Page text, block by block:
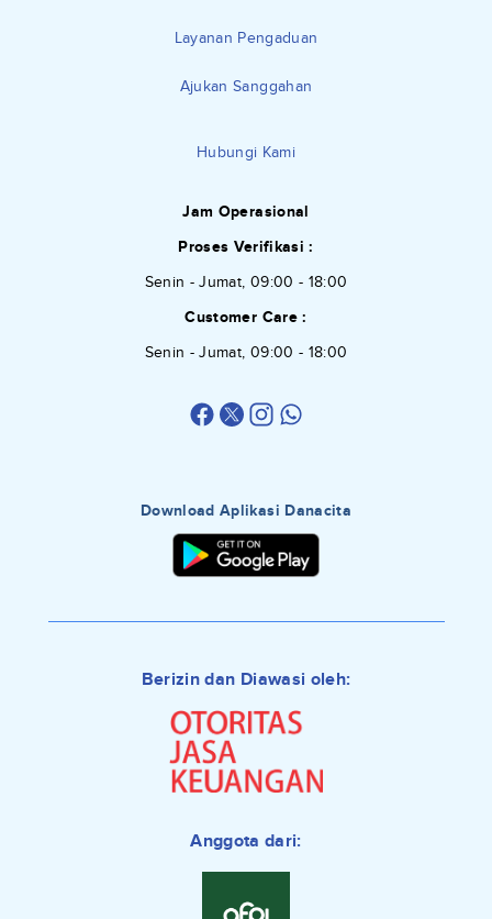
Layanan Pengaduan
Ajukan Sanggahan
Hubungi Kami
Jam Operasional
Proses Verifikasi :
Senin - Jumat, 09:00 - 18:00
Customer Care :
Senin - Jumat, 09:00 - 18:00
Download Aplikasi Danacita
Berizin dan Diawasi oleh:
Anggota dari: